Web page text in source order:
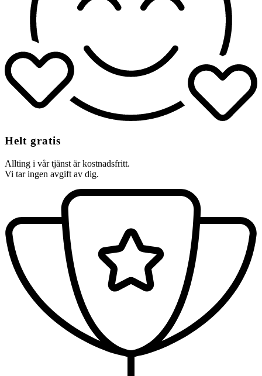
Helt gratis
Allting i vår tjänst är kostnadsfritt.
Vi tar ingen avgift av dig.